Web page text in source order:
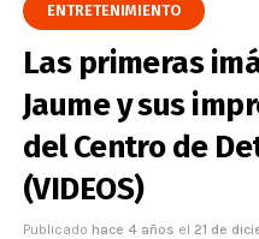
ENTRETENIMIENTO
Las primeras
Jaume y sus
del Centro de
(VIDEOS)
Publicado hace 4 años el 21 de